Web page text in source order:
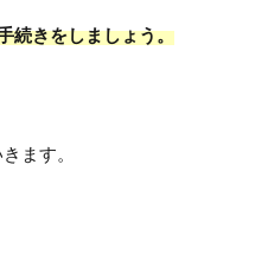
続きをしましょう。
ます。